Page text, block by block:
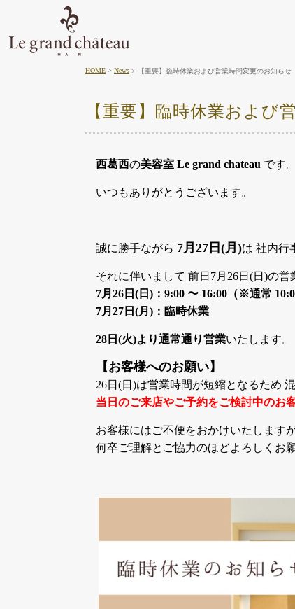
HOME News 【重要】臨時休業および営業時間変更のお知らせ
【重要】臨時休業および
西葛西の美容室 Le grand chateau です。
いつもありがとうございます。
誠に勝手ながら 7月27日(月)は 社内行
それに伴いまして 前日7月26日(日)の
7月26日(日)：9:00 〜 16:00（※通常
7月27日(月)：臨時休業
28日(火)より通常通り営業いたします。
【お客様へのお願い】
26日(日)は営業時間が短縮となるため
当日のご来店やご予約をご検討中のお
お客様にはご不便をおかけいたします
何卒ご理解とご協力のほどよろしくお